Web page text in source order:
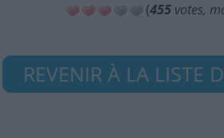
(455 votes,
REVENIR À LA LISTE